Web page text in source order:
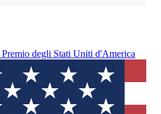
Premio degli Stati Uniti d'America